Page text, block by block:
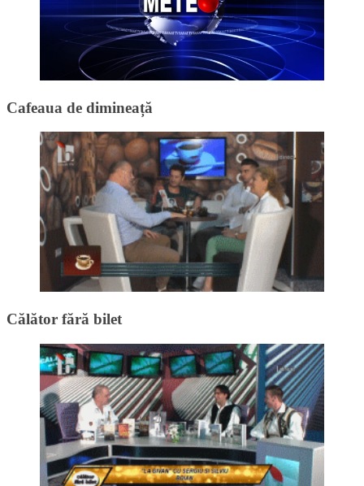
Cafeaua de dimineață
Călător fără bilet